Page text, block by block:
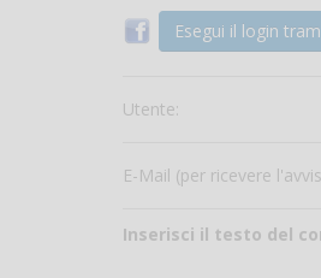
Esegui il login
Utente:
E-Mail (per ricevere
Inserisci il testo del